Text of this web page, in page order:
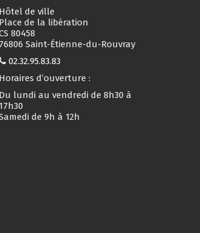
Hôtel de ville
Place de la libération
80458
76806 Saint-Étienne-du-Rouvray
02.32.95.83.83
Horaires d’ouverture :
Du lundi au vendredi de 8h30 à
17h30
de 9h à 12h